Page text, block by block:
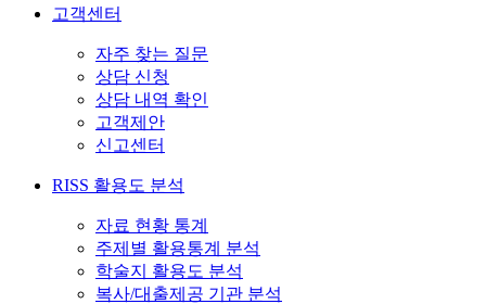
고객센터
자주 찾는 질문
상담 신청
상담 내역 확인
고객제안
신고센터
RISS 활용도 분석
자료 현황 통계
주제별 활용통계 분석
학술지 활용도 분석
복사/대출제공 기관 분석